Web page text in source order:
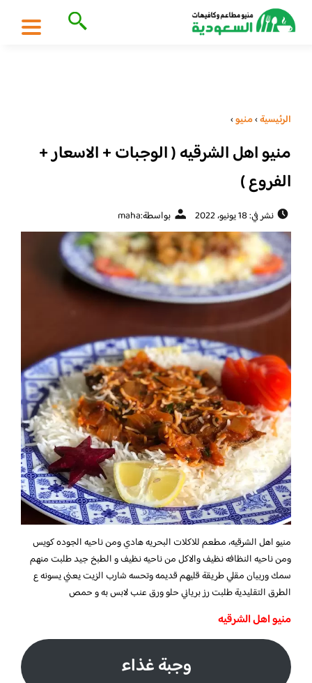
الرئيسية›منيو›
منيو اهل الشرقيه ( الوجبات + الاسعار +
الفروع )
نشر في: 18 يونيو، 2022 بواسطة:maha
منيو اهل الشرقيه، مطعم للاكلات البحريه هادي ومن ناحيه الجوده كويس
ومن ناحيه النظافه نظيف والاكل من ناحيه نظيف و الطبخ جيد طلبت منهم
سمك وربيان مقلي طريقة قليهم قديمه وتحسه شارب الزيت يعني يسونه ع
الطرق التقليدية طلبت رز برياني حلو ورق عنب لابس به و حمص
منيو اهل الشرقيه
وجبة غذاء